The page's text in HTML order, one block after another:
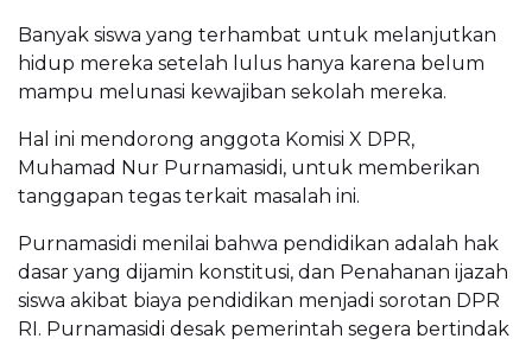
Banyak siswa yang terhambat untuk melanjutkan
hidup mereka setelah lulus hanya karena belum
mampu melunasi kewajiban sekolah mereka.
Hal ini mendorong anggota Komisi X DPR,
Muhamad Nur Purnamasidi, untuk memberikan
tanggapan tegas terkait masalah ini.
Purnamasidi menilai bahwa pendidikan adalah hak
dasar yang dijamin konstitusi, dan Penahanan ijazah
siswa akibat biaya pendidikan menjadi sorotan DPR
RI. Purnamasidi desak pemerintah segera bertindak